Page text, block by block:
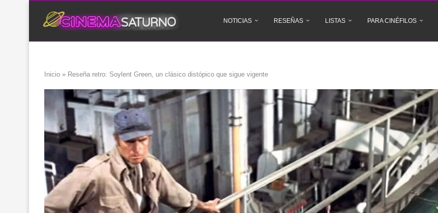
NOTICIAS RESEÑAS LISTAS PARA CINÉFILOS
Inicio » Reseña retro: Soylent Green, un clásico distópico que sigue vigente